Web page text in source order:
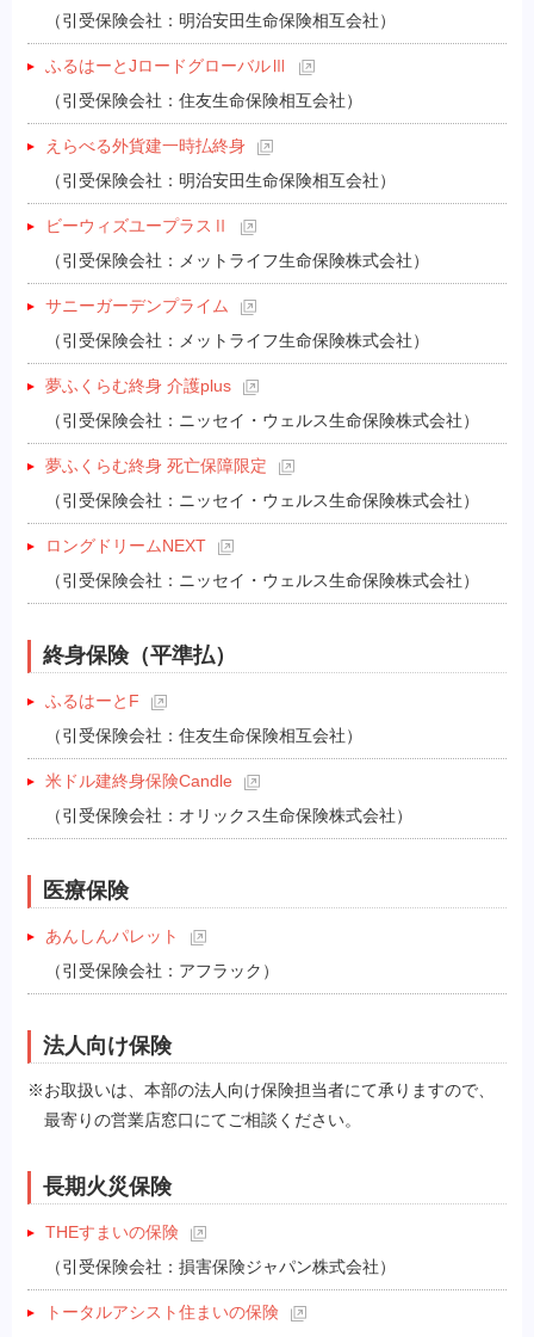
（引受保険会社：明治安田生命保険相互会社）
ふるはーとJロードグローバルⅢ
（引受保険会社：住友生命保険相互会社）
えらべる外貨建一時払終身
（引受保険会社：明治安田生命保険相互会社）
ビーウィズユープラスⅡ
（引受保険会社：メットライフ生命保険株式会社）
サニーガーデンプライム
（引受保険会社：メットライフ生命保険株式会社）
夢ふくらむ終身 介護plus
（引受保険会社：ニッセイ・ウェルス生命保険株式会社）
夢ふくらむ終身 死亡保障限定
（引受保険会社：ニッセイ・ウェルス生命保険株式会社）
ロングドリームNEXT
（引受保険会社：ニッセイ・ウェルス生命保険株式会社）
終身保険（平準払）
ふるはーとF
（引受保険会社：住友生命保険相互会社）
米ドル建終身保険Candle
（引受保険会社：オリックス生命保険株式会社）
医療保険
あんしんパレット
（引受保険会社：アフラック）
法人向け保険
※お取扱いは、本部の法人向け保険担当者にて承りますので、
最寄りの営業店窓口にてご相談ください。
長期火災保険
THEすまいの保険
（引受保険会社：損害保険ジャパン株式会社）
トータルアシスト住まいの保険